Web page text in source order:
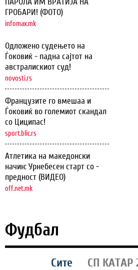
ГРОБАРИ! (ФОТО)
infomax.mk
Одложено судењето на
Ѓоковиќ - падна сајтот на
австралискиот суд!
novosti.rs
Французите го вмешаа и
Ѓоковиќ во големиот скандал
со Циципас!
sport.blic.rs
Атлетика на македонски
начин: Урнебесен старт со -
предност (ВИДЕО)
off.net.mk
Фудбал
Сите СП КАТАР